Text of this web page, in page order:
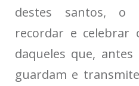
destes santos, o
recordar e celebrar
daqueles que,
guardam e